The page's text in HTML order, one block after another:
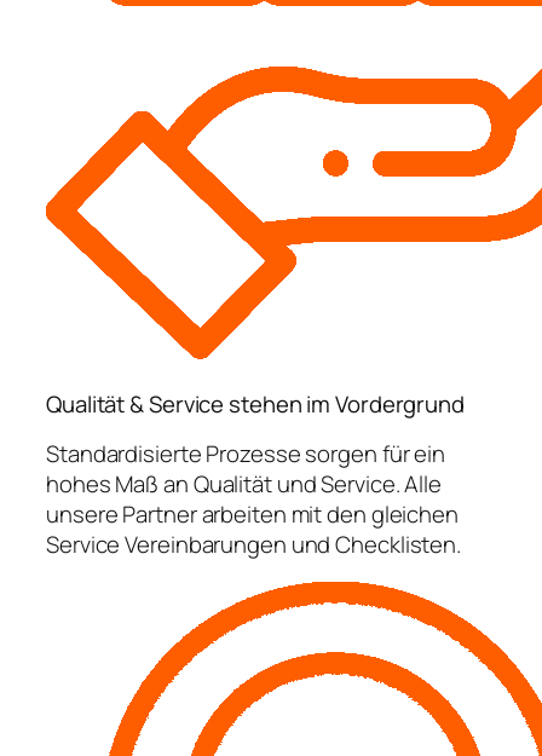
Qualität & Service stehen im Vordergrund
Standardisierte Prozesse sorgen für ein
hohes Maß an Qualität und Service. Alle
unsere Partner arbeiten mit den gleichen
Service Vereinbarungen und Checklisten.